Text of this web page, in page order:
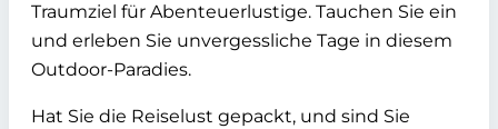
Traumziel für Abenteuerlustige. Tauchen Sie ein
und erleben Sie unvergessliche Tage in diesem
Outdoor-Paradies.
Hat Sie die Reiselust gepackt, und sind Sie